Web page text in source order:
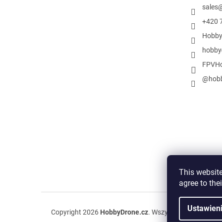
This
agree to
sales
+420
Copyright 2026 HobbyDrone.cz. Wszystkie prawa